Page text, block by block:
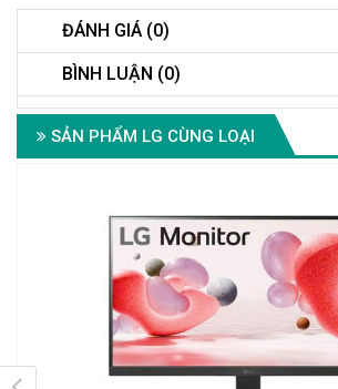
ĐÁNH GIÁ (0)
BÌNH LUẬN (0)
SẢN PHẨM LG CÙNG LOẠI